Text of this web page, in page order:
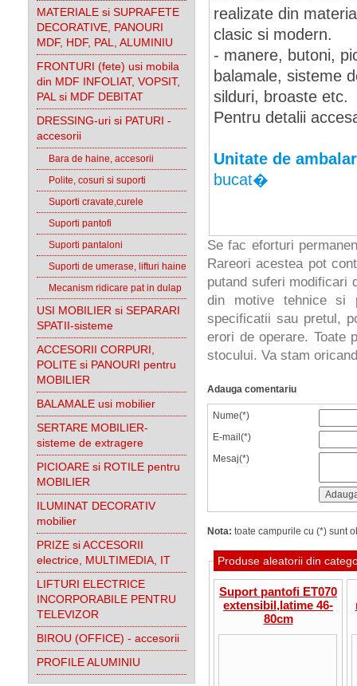
MATERIALE si SUPRAFETE
DECORATIVE, PANOURI
MDF, HDF, PAL, ALUMINIU
FRONTURI (fete) usi mobila
din MDF INFOLIAT, VOPSIT,
PAL si MDF DEBITAT
DRESSING-uri si PATURI -
accesorii
Bara de haine, accesorii
Polite, cosuri si suporti
Suporti cravate,curele
Suporti pantofi
Suporti pantaloni
Suporti de umerase, lifturi haine
Mecanism ridicare pat in dulap
USI MOBILIER si SEPARARI
SPATII-sisteme
ACCESORII CORPURI,
POLITE si PANOURI pentru
MOBILIER
BALAMALE usi mobilier
SERTARE MOBILIER-
sisteme de extragere
PICIOARE si ROTILE pentru
MOBILIER
ILUMINAT DECORATIV
mobilier
PRIZE si ACCESORII
electrice, MULTIMEDIA, IT
LIFTURI ELECTRICE
INCORPORABILE PENTRU
TELEVIZOR
BIROU (OFFICE) - accesorii
PROFILE ALUMINIU
realizate din
clasic si modern.
- manere, butoni,
balamale, sisteme
silduri, broaste etc.
Pentru detalii
Unitate de
bucat�
Se fac eforturi
Rareori acestea pot
putand suferi modificari
din motive tehnice si
specificatii sau pretul,
erori de operare. Toate
stocului. Va stam
Adauga comentariu
Nume(*)
E-mail(*)
Mesaj(*)
Nota: toate campurile cu (*) sunt
Produse aleatorii din
Suport pantofi ET070
extensibil,latime 46-
80cm